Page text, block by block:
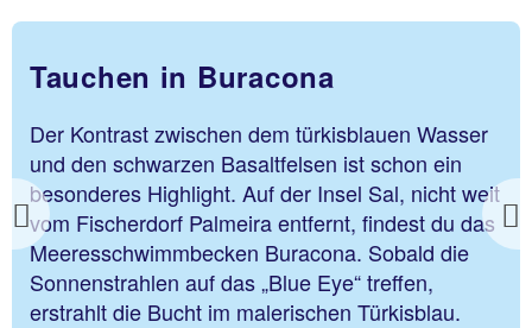
Previous
weit
das
Pico do Fogo
Mit 2829 Metern Höhe ist der Pico do Fogo
größte Erhebung der Kapverden. Der
das dunkle Gestein erinnern an eine
Mondlandschaft, die die zerstörerische
Vulkans vor Augen führt. Für den Aufstieg
das Naturschutzgebiet benötigst du einen
Bergführer.